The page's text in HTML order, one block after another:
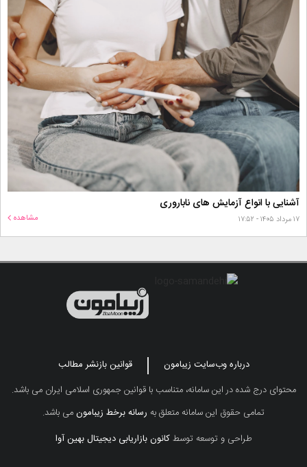
آشنایی با انواع آزمایش های ناباروری
۱۷ مرداد ۱۴۰۵ - ۱۷:۵۲ مشاهده
درباره وب‌سایت زیبامون
قوانین بازنشر مطالب
محتوای درج شده در این سامانه، متناسب با قوانین جمهوری اسلامی ایران می باشد.
تمامی حقوق این سامانه متعلق به رسانه برخط زیبامونمی باشد.
طراحی و توسعه توسطکانون بازاریابی دیجیتال بهین آوا